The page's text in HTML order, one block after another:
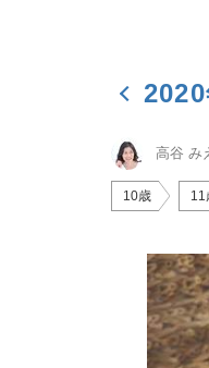
高谷 み
10歳 11